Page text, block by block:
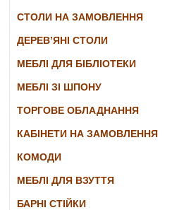
СТОЛИ НА ЗАМОВЛЕННЯ
ДЕРЕВ’ЯНІ СТОЛИ
МЕБЛІ ДЛЯ БІБЛІОТЕКИ
МЕБЛІ ЗІ ШПОНУ
ТОРГОВЕ ОБЛАДНАННЯ
КАБІНЕТИ НА ЗАМОВЛЕННЯ
КОМОДИ
МЕБЛІ ДЛЯ ВЗУТТЯ
БАРНІ СТІЙКИ